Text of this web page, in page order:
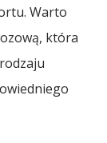
Warto
która